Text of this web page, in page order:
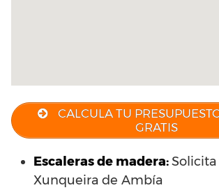
CALCULA TU
GRATIS
Escaleras de madera:
Xunqueira de Ambía